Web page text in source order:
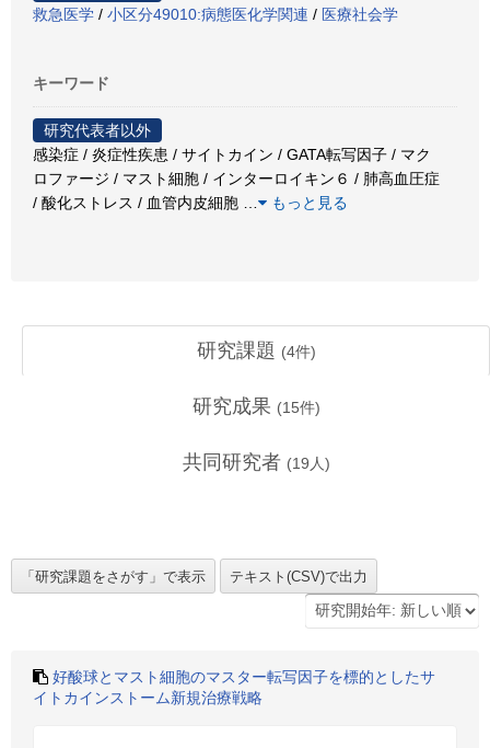
救急医学 / 小区分49010:病態医化学関連 / 医療社会学
キーワード
研究代表者以外
感染症 / 炎症性疾患 / サイトカイン / GATA転写因子 / マク
ロファージ / マスト細胞 / インターロイキン６ / 肺高血圧症
/ 酸化ストレス / 血管内皮細胞
もっと見る
研究課題 (4件)
研究成果 (15件)
共同研究者 (19 人)
好酸球とマスト細胞のマスター転写因子を標的としたサ
イトカインストーム新規治療戦略